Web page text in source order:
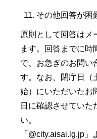
その他回答が困
原則として回答はメ
ます。回答までに時
で、お急ぎのお問い
す。なお、閉庁日（
始）にいただいたお
日に確認させていた
い。
「@city.aisai.lg.jp